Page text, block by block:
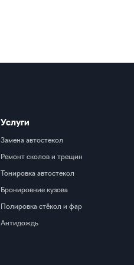
Услуги
Замена автостекол
Ремонт сколов и трещин
Тонировка автостекол
Бронировние кузова
Полировка стёкол и фар
Антидождь